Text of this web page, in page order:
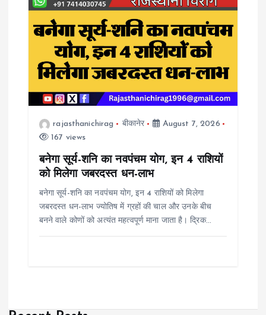
rajasthanichirag बीकानेर
August 7, 2026
167 views
बनेगा सूर्य-शनि का नवपंचम योग, इन 4 राशियों
को मिलेगा जबरदस्त धन-लाभ
बनेगा सूर्य-शनि का नवपंचम योग, इन 4 राशियों को मिलेगा
जबरदस्त धन-लाभ ज्योतिष में ग्रहों की चाल और उनके बीच
बनने वाले कोणों को अत्यंत महत्वपूर्ण माना जाता है। द्रिक…